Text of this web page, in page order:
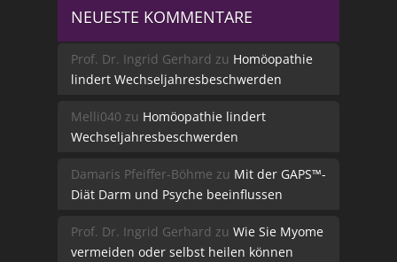
NEUESTE KOMMENTARE
Prof. Dr. Ingrid Gerhard zu Homöopathie
lindert Wechseljahresbeschwerden
Melli040 zu Homöopathie lindert
Wechseljahresbeschwerden
Damaris Pfeiffer-Böhme zu Mit der GAPS™-
Diät Darm und Psyche beeinflussen
Prof. Dr. Ingrid Gerhard zu Wie Sie Myome
vermeiden oder selbst heilen können